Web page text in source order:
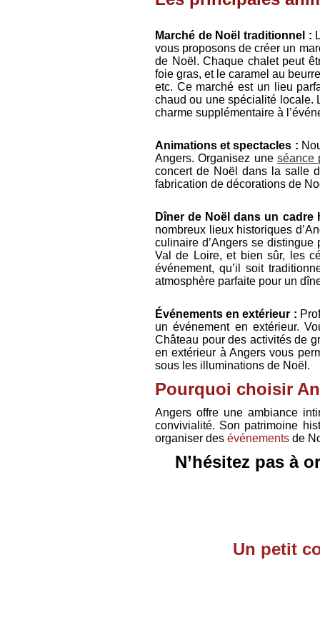
Marché de Noël traditionnel :
vous proposons de créer un
de Noël. Chaque chalet peut
foie gras, et le caramel au
etc. Ce marché est un lieu
chaud ou une spécialité locale.
charme supplémentaire à
Animations et spectacles :
Angers. Organisez une séance
concert de Noël dans la salle
fabrication de décorations de
Dîner de Noël dans un cadre
nombreux lieux historiques
culinaire d’Angers se
Val de Loire, et bien sûr, les
événement, qu’il soit
atmosphère parfaite pour un
Événements en extérieur :
un événement en extérieur.
Château pour des activités de
en extérieur à Angers vous
sous les illuminations de Noël.
Pourquoi choisir
Angers offre une ambiance
convivialité. Son patrimoine
organiser des événements de
N’hésitez pas à
Un petit